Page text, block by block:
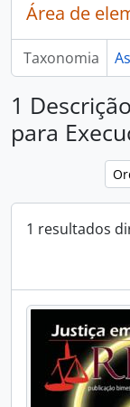
Área de
Taxonomia
1
para
1 resultados